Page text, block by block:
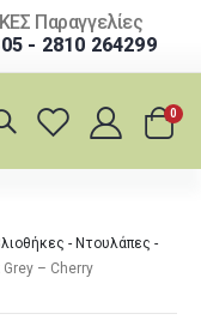
Παραγγελίες
- 2810 264299
0
- Ντουλάπες -
– Cherry